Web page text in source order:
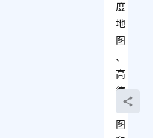
度
地
图
、
高
德
图